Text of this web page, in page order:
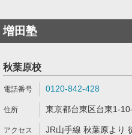
増田塾
秋葉原校
0120-842-428
東京都台東区台東1-
JR山手線 秋葉原より